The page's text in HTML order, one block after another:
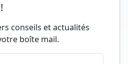
conseils et actualités
boîte mail.